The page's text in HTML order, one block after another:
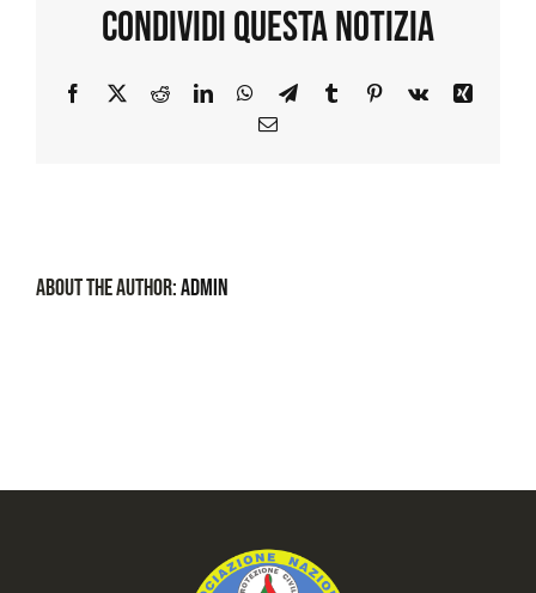
Condividi Questa Notizia
Facebook
X RedditLinkedInWhatsApp
TelegramTumblr Pinterest
Vk
Xing
Email
About the Author:admin